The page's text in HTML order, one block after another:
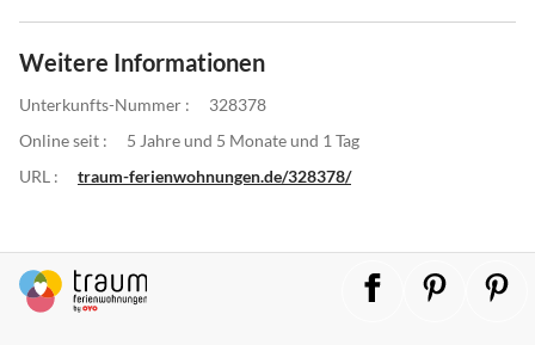
Weitere Informationen
Unterkunfts-Nummer :
328378
Online seit :
5 Jahre und 5 Monate und 1 Tag
URL :
traum-ferienwohnungen.de/328378/